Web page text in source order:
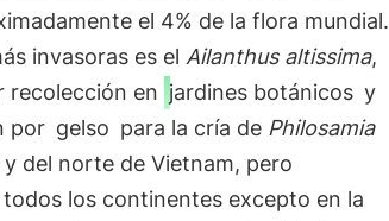
el 4% de la flora mundial.
invasoras es el Ailanthus altissima,
recolección en jardines botánicos y
por gelso para la cría de Philosamia
del norte de Vietnam, pero
los continentes excepto en la